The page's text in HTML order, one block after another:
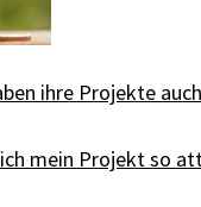
ihre Projekte
mein Projekt so